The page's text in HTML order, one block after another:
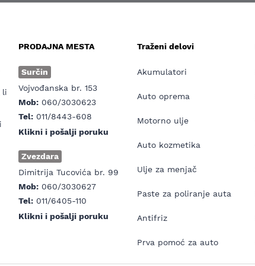
li
PRODAJNA MESTA
Surčin
Vojvođanska br. 153
Mob: 060/3030623
Tel: 011/8443-608
Klikni i pošalji poruku
Zvezdara
Dimitrija Tucovića br. 99
Mob: 060/3030627
Tel: 011/6405-110
Klikni i pošalji poruku
Traženi delovi
Akumulatori
Auto oprema
Motorno ulje
Auto kozmetika
Ulje za menjač
Paste za poliranje auta
Antifriz
Prva pomoć za auto